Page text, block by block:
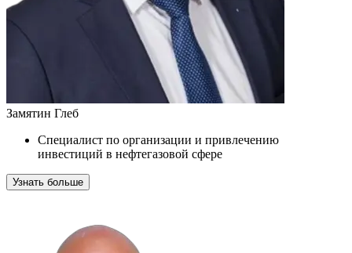
Замятин Глеб
Специалист по организации и привлечению
инвестиций в нефтегазовой сфере
Узнать больше